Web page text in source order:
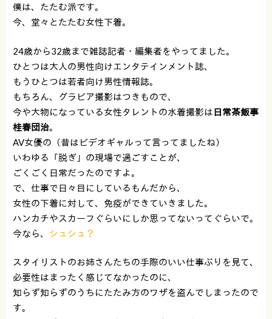
僕は、たたむ派です。
今、堂々とたたむ女性下着。
24歳から32歳まで雑誌記者・編集者をやってました。
ひとつは大人の男性向けエンタテインメント誌、
もうひとつは若者向け男性情報誌。
もちろん、グラビア撮影はつきもので、
今や大物になっている女性タレントの水着撮影は日常茶飯事
桂春団治。
AV女優の（昔はビデオギャルって言ってましたね）
いわゆる「脱ぎ」の現場で過ごすことが、
ごくごく日常だったのですよ。
で、仕事で日々目にしているもんだから、
女性の下着に対して、免疫ができていきました。
ハンカチやスカーフぐらいにしか思ってないってぐらいで。
今なら、
シュシュ？
スタイリストのお姉さんたちの手際のいい仕事ぶりを見て、
必要性はまったく感じてなかったのに、
知らず知らずのうちにたたみ方のワザを盗んでしまったので
す。